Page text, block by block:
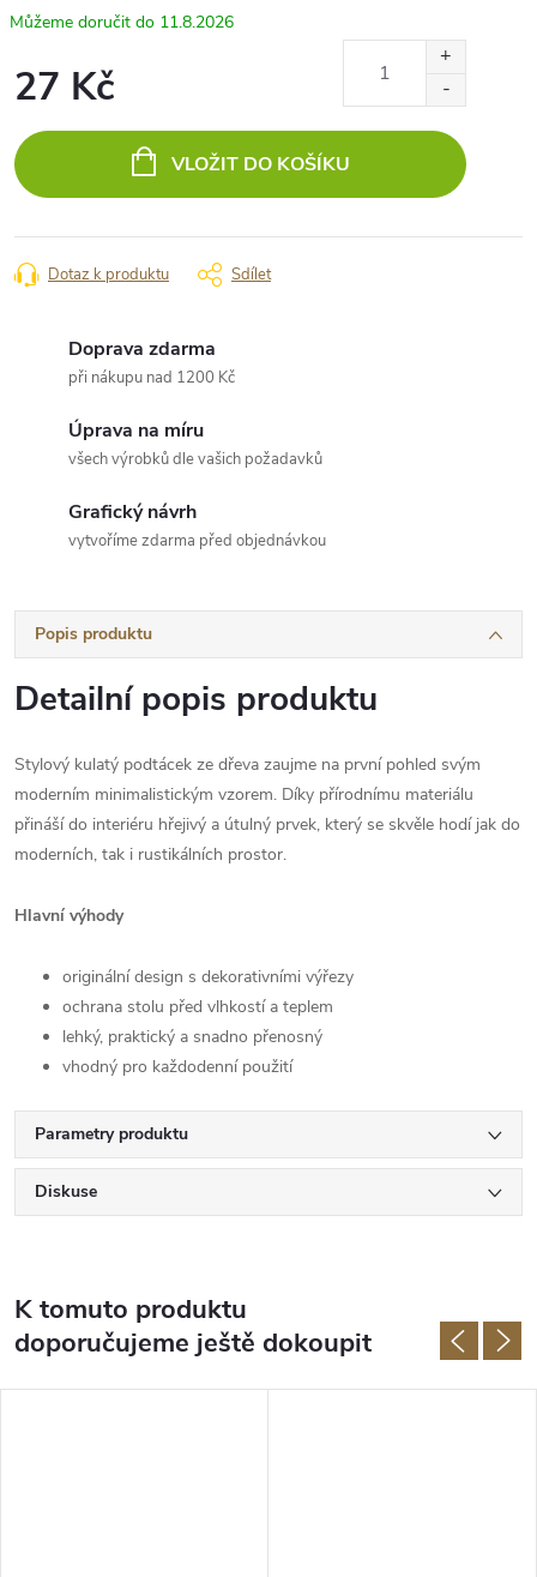
11.8.2026
27 Kč
cena:
VLOŽIT DO KOŠÍKU
Dotaz k produktu Sdílet
Doprava zdarma
při nákupu nad 1200 Kč
Úprava na míru
všech výrobků dle vašich požadavků
Grafický návrh
vytvoříme zdarma před objednávkou
Popis produktu
Detailní popis produktu
Stylový kulatý podtácek ze dřeva zaujme na první pohled svým
moderním minimalistickým vzorem. Díky přírodnímu materiálu
přináší do interiéru hřejivý a útulný prvek, který se skvěle hodí jak do
moderních, tak i rustikálních prostor.
Hlavní výhody
originální design s dekorativními výřezy
ochrana stolu před vlhkostí a teplem
lehký, praktický a snadno přenosný
vhodný pro každodenní použití
Parametry produktu
Diskuse
K tomuto produktu
doporučujeme ještě dokoupit